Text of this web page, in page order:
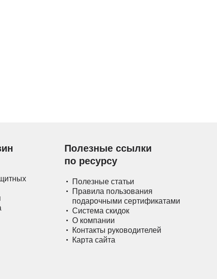
Полезные ссылки
по ресурсу
Полезные статьи
Правила пользования
подарочными сертификатами
Система скидок
О компании
Контакты руководителей
Карта сайта